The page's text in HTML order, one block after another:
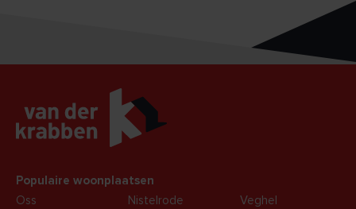
Populaire woonplaatsen
Oss
Nistelrode
Veghel